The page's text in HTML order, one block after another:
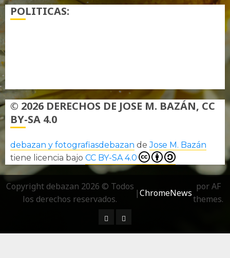
POLITICAS:
© 2026 DERECHOS DE JOSE M. BAZÁN, CC
BY-SA 4.0
debazan y fotografiasdebazan deJose M. Bazán
tiene licencia bajo CC BY-SA 4.0
Copyright debazan 2026 © Todos
los derechos reservados.
|ChromeNews
por AF
themes.
¿ Quién soy…?
Más información sobre las